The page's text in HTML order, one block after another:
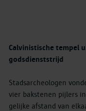
Calvinistische tempel
godsdienststrijd
Stadsarcheologen
vier bakstenen pijlers
gelijke afstand van